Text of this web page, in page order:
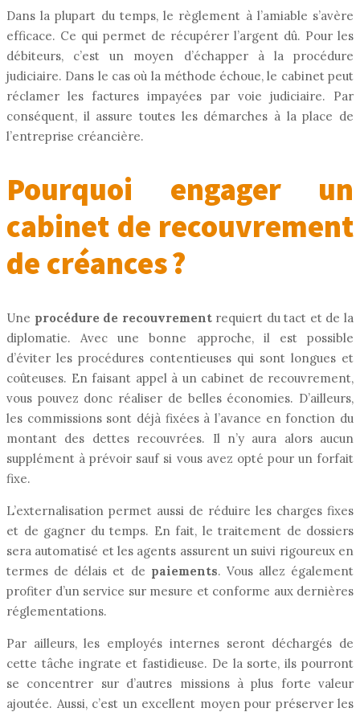
Dans la plupart du temps, le règlement à l’amiable s’avère
efficace. Ce qui permet de récupérer l’argent dû. Pour les
débiteurs, c’est un moyen d’échapper à la procédure
judiciaire. Dans le cas où la méthode échoue, le cabinet peut
réclamer les factures impayées par voie judiciaire. Par
conséquent, il assure toutes les démarches à la place de
l’entreprise créancière.
Pourquoi engager un
cabinet de recouvrement
de créances ?
Une procédure de recouvrementrequiert du tact et de la
diplomatie. Avec une bonne approche, il est possible
d’éviter les procédures contentieuses qui sont longues et
coûteuses. En faisant appel à un cabinet de recouvrement,
vous pouvez donc réaliser de belles économies. D’ailleurs,
les commissions sont déjà fixées à l’avance en fonction du
montant des dettes recouvrées. Il n’y aura alors aucun
supplément à prévoir sauf si vous avez opté pour un forfait
fixe.
L’externalisation permet aussi de réduire les charges fixes
et de gagner du temps. En fait, le traitement de dossiers
sera automatisé et les agents assurent un suivi rigoureux en
termes de délais et de paiements. Vous allez également
profiter d’un service sur mesure et conforme aux dernières
réglementations.
Par ailleurs, les employés internes seront déchargés de
cette tâche ingrate et fastidieuse. De la sorte, ils pourront
se concentrer sur d’autres missions à plus forte valeur
ajoutée. Aussi, c’est un excellent moyen pour préserver les